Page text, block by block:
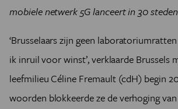
mobiele netwerk 5G lanceert in 30
‘Brusselaars zijn geen
ik inruil voor winst’, verklaarde Brussels
leefmilieu Céline Fremault (cdH) begin
woorden blokkeerde ze de verhoging